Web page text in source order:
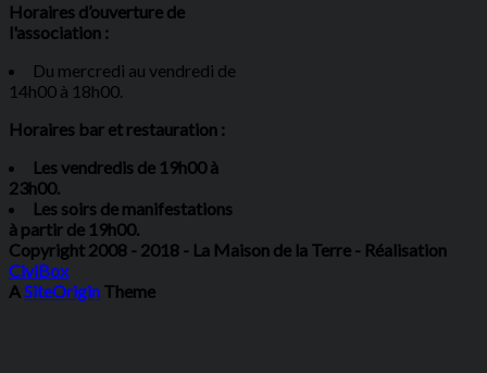
Horaires d’ouverture de
l'association :
Du mercredi au vendredi de
14h00 à 18h00.
Horaires bar et restauration :
Les vendredis de 19h00 à
23h00.
Les soirs de manifestations
à partir de 19h00.
Copyright 2008 - 2018 - La Maison de la Terre - Réalisation
CiviBox
ASiteOrigin Theme